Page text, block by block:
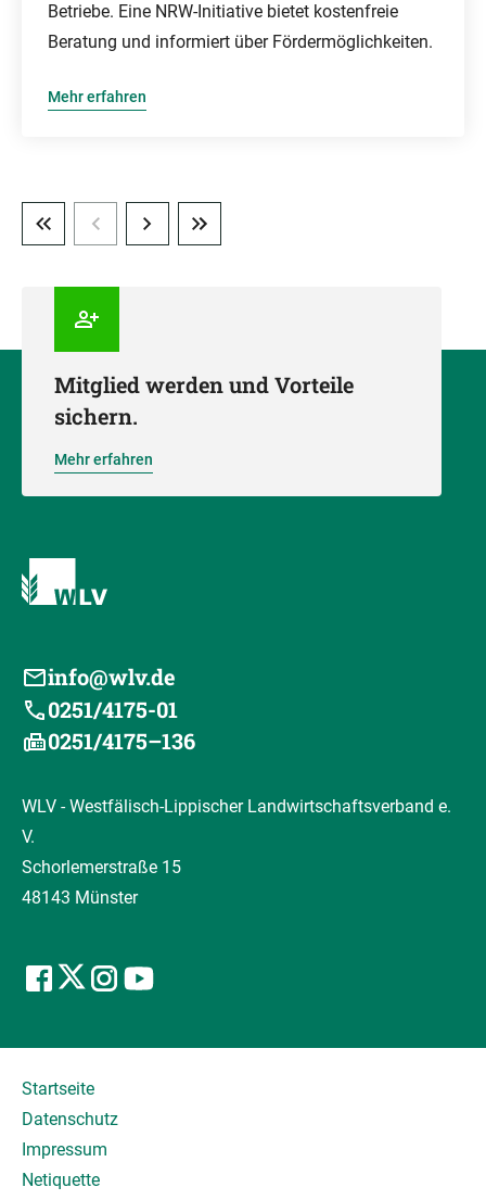
Betriebe. Eine NRW-Initiative bietet kostenfreie
Beratung und informiert über Fördermöglichkeiten.
Mehr erfahren
Mitglied werden und Vorteile
sichern.
Mehr erfahren
info@wlv.de
0251/4175-01
0251/4175–136
WLV - Westfälisch-Lippischer Landwirtschaftsverband e.
V.
Schorlemerstraße 15
48143 Münster
Startseite
Datenschutz
Impressum
Netiquette